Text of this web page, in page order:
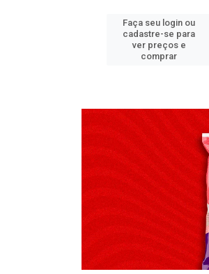
Faça seu login ou
cadastre-se para
ver preços e
comprar